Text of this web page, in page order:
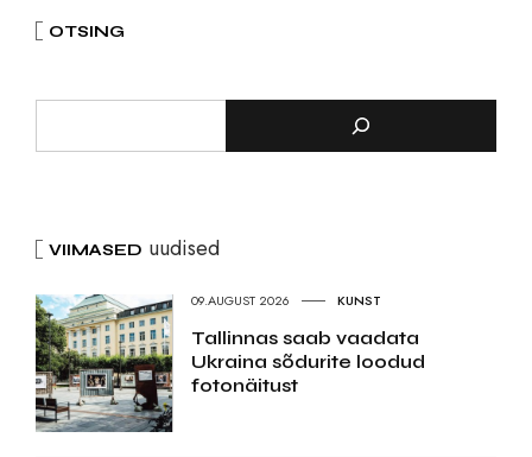
OTSING
VIIMASED uudised
09.AUGUST 2026 KUNST
Tallinnas saab vaadata
Ukraina sõdurite loodud
fotonäitust